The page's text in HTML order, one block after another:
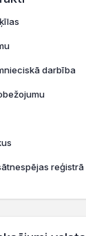
darbība
reģistrā